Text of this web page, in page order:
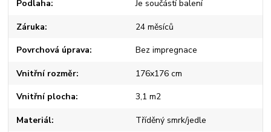
Podlaha Je součástí balení
Záruka 24 měsíců
Povrchová úprava Bez impregnace
Vnitřní rozměr 176x176 cm
Vnitřní plocha 3,1 m2
Materiál Tříděný smrk/jedle